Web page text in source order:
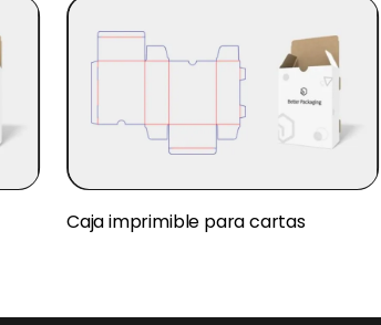
Caja imprimible para cartas